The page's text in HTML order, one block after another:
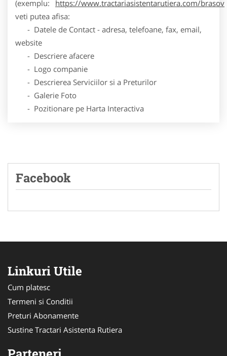
(exemplu:
https://www.tractariasistentarutiera.com/brasov
veti putea afisa:
- Datele de Contact - adresa, telefoane, fax, email,
website
- Descriere afacere
- Logo companie
- Descrierea Serviciilor si a Preturilor
- Galerie Foto
- Pozitionare pe Harta Interactiva
Facebook
Linkuri Utile
Cum platesc
Termeni si Conditii
Preturi Abonamente
Sustine Tractari Asistenta Rutiera